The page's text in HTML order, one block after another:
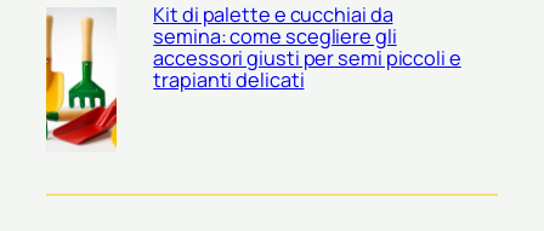
Kit di palette e cucchiai da
semina: come scegliere gli
accessori giusti per semi piccoli e
trapianti delicati